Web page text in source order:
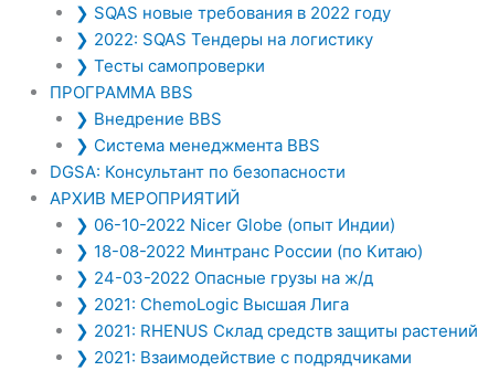
❯ SQAS новые требования в 2022 году
❯ 2022: SQAS Тендеры на логистику
❯ Тесты самопроверки
ПРОГРАММА BBS
❯ Внедрение BBS
❯ Система менеджмента BBS
DGSA: Консультант по безопасности
АРХИВ МЕРОПРИЯТИЙ
❯ 06-10-2022 Nicer Globe (опыт Индии)
❯ 18-08-2022 Минтранс России (по Китаю)
❯ 24-03-2022 Опасные грузы на ж/д
❯ 2021: ChemoLogic Высшая Лига
❯ 2021: RHENUS Склад средств защиты растений
❯ 2021: Взаимодействие с подрядчиками
ОПАСНЫЕ ГРУЗЫ НА Ж/Д
Внедрение
Где взятьSQAS сертификат
ТЕХНОЛОГИЧЕСКАЯ ИННОВАЦИЯ ОТ HOYER GROUP ДЛЯ
Российский Союз Химиков совместно с HOYER Group
Российский Союз Химиков– крупнейшее отраслевое
отраслевые научно-исследовательские, проектные и